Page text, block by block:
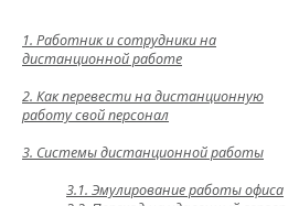
1. Работник и сотрудники на
дистанционной работе
2. Как перевести на дистанционную
работу свой персонал
3. Системы дистанционной работы
3.1. Эмулирование работы офиса